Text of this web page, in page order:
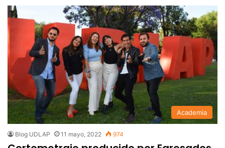
Academia
Blog UDLAP 11 mayo, 2022 974